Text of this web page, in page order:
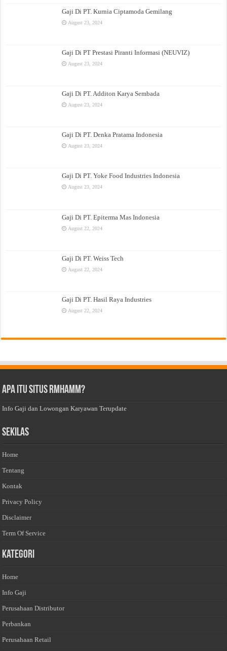
Gaji Di PT. Kurnia Ciptamoda Gemilang
August 23, 2024
Gaji Di PT Prestasi Piranti Informasi (NEUVIZ)
August 23, 2024
Gaji Di PT. Additon Karya Sembada
August 23, 2024
Gaji Di PT. Denka Pratama Indonesia
August 23, 2024
Gaji Di PT. Yoke Food Industries Indonesia
August 23, 2024
Gaji Di PT. Epiterma Mas Indonesia
August 22, 2024
Gaji Di PT. Weiss Tech
August 22, 2024
Gaji Di PT. Hasil Raya Industries
August 22, 2024
Apa Itu Situs Rmhamm?
Info Gaji dan Lowongan Karyawan Terupdate
Sekilas
Home
Tentang
Kontak
Privacy Policy
Disclaimer
Term Of Service
Kategori
Home
Info Gaji
Perusahaan Distributor
Perbankan
Perusahaan Retail